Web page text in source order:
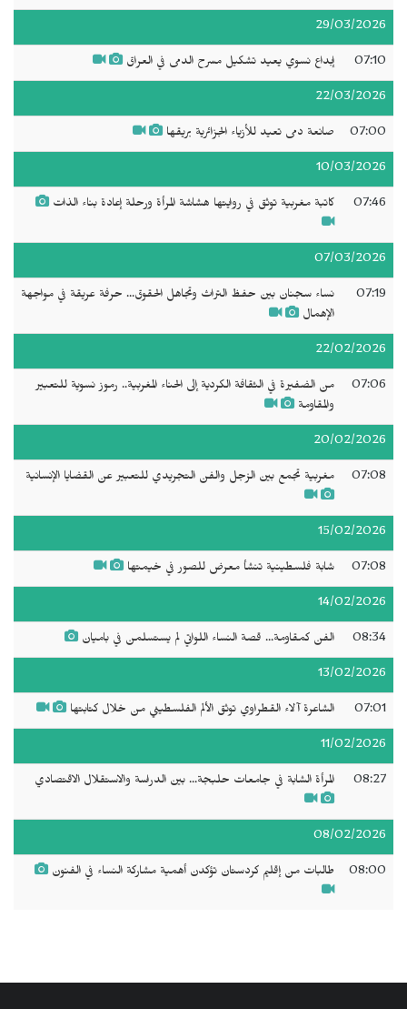
29/03/2026
07:10 إبداع نسوي يعيد تشكيل مسرح الدمى في العراق
22/03/2026
07:00 صانعة دمى تعيد للأزياء الجزائرية بريقها
10/03/2026
07:46 كاتبة مغربية توثق في روايتها هشاشة المرأة ورحلة إعادة بناء الذات
07/03/2026
07:19
نساء سجنان بين حفظ التراث وتجاهل الحقوق... حرفة عريقة في مواجهة
الإهمال
22/02/2026
07:06
من الضفيرة في الثقافة الكردية إلى الحناء المغربية.. رموز نسوية للتعبير
والمقاومة
20/02/2026
07:08 مغربية تجمع بين الزجل والفن التجريدي للتعبير عن القضايا الإنسانية
15/02/2026
07:08 شابة فلسطينية تنشأ معرض للصور في خيمتها
14/02/2026
08:34 الفن كمقاومة... قصة النساء اللواتي لم يستسلمن في باميان
13/02/2026
07:01 الشاعرة آلاء القطراوي توثق الألم الفلسطيني من خلال كتابتها
11/02/2026
08:27 المرأة الشابة في جامعات حلبجة... بين الدراسة والاستقلال الاقتصادي
08/02/2026
08:00 طالبات من إقليم كردستان تؤكدن أهمية مشاركة النساء في الفنون